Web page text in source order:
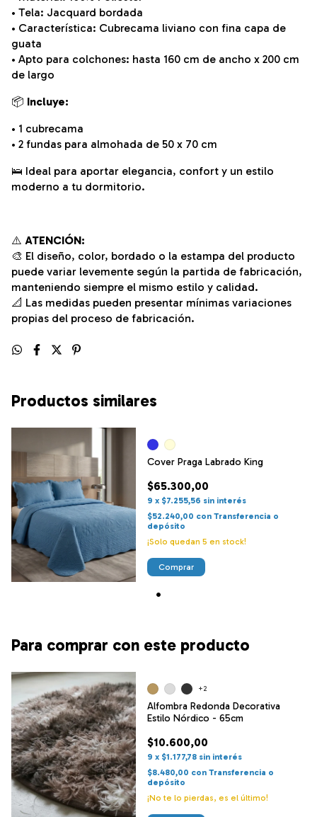
• Tela: Jacquard bordada
• Característica: Cubrecama liviano con fina capa de
guata
• Apto para colchones: hasta 160 cm de ancho x 200 cm
de largo
📦 Incluye:
• 1 cubrecama
• 2 fundas para almohada de 50 x 70 cm
🛌 Ideal para aportar elegancia, confort y un estilo
moderno a tu dormitorio.
⚠️ ATENCIÓN:
🎨 El diseño, color, bordado o la estampa del producto
puede variar levemente según la partida de fabricación,
manteniendo siempre el mismo estilo y calidad.
📐 Las medidas pueden presentar mínimas variaciones
propias del proceso de fabricación.
Productos similares
Cover Praga Labrado King
$65.300,00
9 x $7.255,56 sin interés
$52.240,00 con Transferencia o
depósito
¡Solo quedan 5 en stock!
Comprar
Para comprar con este producto
Alfombra Redonda Decorativa
Estilo Nórdico - 65cm
$10.600,00
9 x $1.177,78 sin interés
$8.480,00 con Transferencia o
depósito
¡No te lo pierdas, es el último!
+2